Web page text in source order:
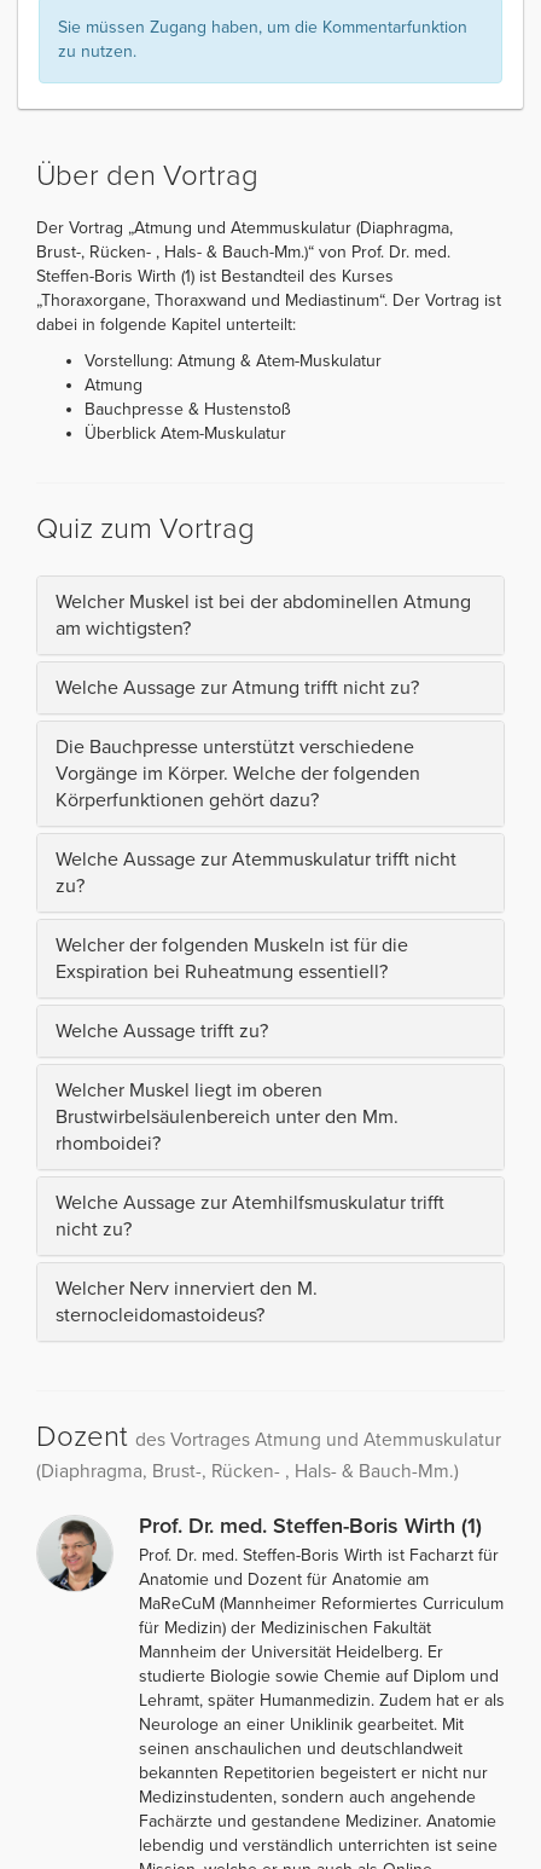
Sie müssen Zugang haben, um die Kommentarfunktion
zu nutzen.
Über den Vortrag
Der Vortrag „Atmung und Atemmuskulatur (Diaphragma,
Brust-, Rücken- , Hals- & Bauch-Mm.)“ von Prof. Dr. med.
Steffen-Boris Wirth (1) ist Bestandteil des Kurses
„Thoraxorgane, Thoraxwand und Mediastinum“. Der Vortrag ist
dabei in folgende Kapitel unterteilt:
Vorstellung: Atmung & Atem-Muskulatur
Atmung
Bauchpresse & Hustenstoß
Überblick Atem-Muskulatur
Quiz zum Vortrag
Welcher Muskel ist bei der abdominellen Atmung
am wichtigsten?
Welche Aussage zur Atmung trifft nicht zu?
Die Bauchpresse unterstützt verschiedene
Vorgänge im Körper. Welche der folgenden
Körperfunktionen gehört dazu?
Welche Aussage zur Atemmuskulatur trifft nicht
zu?
Welcher der folgenden Muskeln ist für die
Exspiration bei Ruheatmung essentiell?
Welche Aussage trifft zu?
Welcher Muskel liegt im oberen
Brustwirbelsäulenbereich unter den Mm.
rhomboidei?
Welche Aussage zur Atemhilfsmuskulatur trifft
nicht zu?
Welcher Nerv innerviert den M.
sternocleidomastoideus?
Dozent des Vortrages Atmung und Atemmuskulatur
(Diaphragma, Brust-, Rücken- , Hals- & Bauch-Mm.)
Prof. Dr. med. Steffen-Boris Wirth (1)
Prof. Dr. med. Steffen-Boris Wirth ist Facharzt für
Anatomie und Dozent für Anatomie am
MaReCuM (Mannheimer Reformiertes Curriculum
für Medizin) der Medizinischen Fakultät
Mannheim der Universität Heidelberg. Er
studierte Biologie sowie Chemie auf Diplom und
Lehramt, später Humanmedizin. Zudem hat er als
Neurologe an einer Uniklinik gearbeitet. Mit
seinen anschaulichen und deutschlandweit
bekannten Repetitorien begeistert er nicht nur
Medizinstudenten, sondern auch angehende
Fachärzte und gestandene Mediziner. Anatomie
lebendig und verständlich unterrichten ist seine